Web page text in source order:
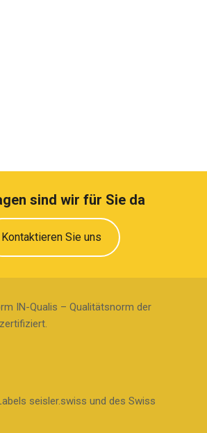
sind wir für Sie da
Kontaktieren Sie uns
IN-Qualis – Qualitätsnorm der
seisler.swiss und des Swiss